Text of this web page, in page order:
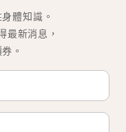
體知識。
最新消息，
。